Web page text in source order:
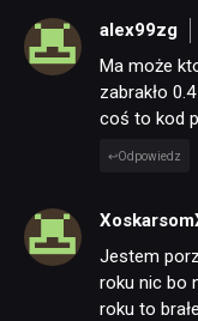
alex99zg
Ma może
zabrakło
coś to kod
Odpowiedz
Jestem
roku nic bo
roku to